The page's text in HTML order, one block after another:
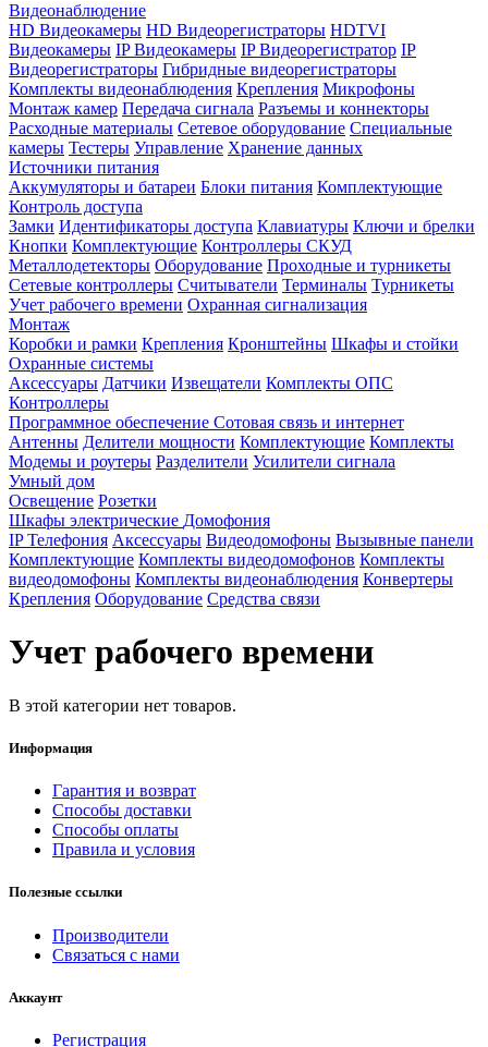
Видеонаблюдение
HD Видеокамеры HD Видеорегистраторы HDTVI
Видеокамеры IP Видеокамеры IP Видеорегистратор IP
Видеорегистраторы Гибридные видеорегистраторы
Комплекты видеонаблюдения Крепления Микрофоны
Монтаж камер Передача сигнала Разъемы и коннекторы
Расходные материалы Сетевое оборудование Специальные
камеры Тестеры Управление Хранение данных
Источники питания
Аккумуляторы и батареи Блоки питания Комплектующие
Контроль доступа
Замки Идентификаторы доступа Клавиатуры Ключи и брелки
Кнопки Комплектующие Контроллеры СКУД
Металлодетекторы Оборудование Проходные и турникеты
Сетевые контроллеры Считыватели Терминалы Турникеты
Учет рабочего времени Охранная сигнализация
Монтаж
Коробки и рамки Крепления Кронштейны Шкафы и стойки
Охранные системы
Аксессуары Датчики Извещатели Комплекты ОПС
Контроллеры
Программное обеспечение Сотовая связь и интернет
Антенны Делители мощности Комплектующие Комплекты
Модемы и роутеры Разделители Усилители сигнала
Умный дом
Освещение Розетки
Шкафы электрические Домофония
IP Телефония Аксессуары Видеодомофоны Вызывные панели
Комплектующие Комплекты видеодомофонов Комплекты
видеодомофоны Комплекты видеонаблюдения Конвертеры
Крепления Оборудование Средства связи
Учет рабочего времени
В этой категории нет товаров.
Информация
Гарантия и возврат
Способы доставки
Способы оплаты
Правила и условия
Полезные ссылки
Производители
Связаться с нами
Аккаунт
Регистрация